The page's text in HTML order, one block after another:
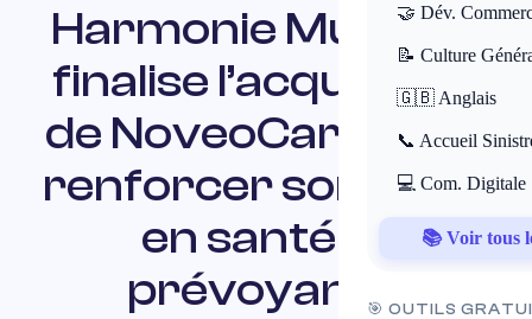
🤝 Dév.
📝 Culture
🇬🇧 Anglais
📞 Accueil
💻 Com. Digitale
📚 Voir tous
🎯 OUTILS
Harmonie Mutuelle
finalise l’acquisition
de NoveoCare pour
renforcer son offre
en santé et
prévoyance